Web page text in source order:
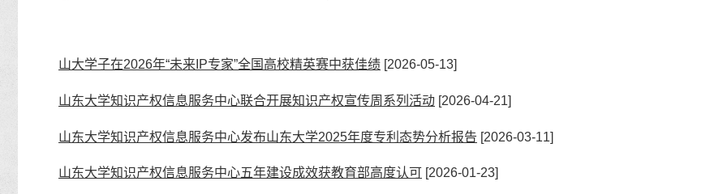
山大学子在2026年“未来IP专家”全国高校精英赛中获佳绩 [2026-05-13]
山东大学知识产权信息服务中心联合开展知识产权宣传周系列活动 [2026-04-21]
山东大学知识产权信息服务中心发布山东大学2025年度专利态势分析报告 [2026-03-11]
山东大学知识产权信息服务中心五年建设成效获教育部高度认可 [2026-01-23]